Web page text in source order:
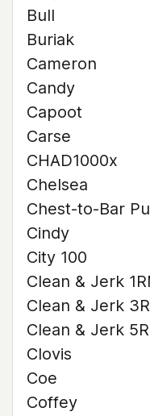
Bull
Buriak
Cameron
Candy
Capoot
Carse
CHAD1000x
Chelsea
Chest-to-Bar
Cindy
City 100
Clean & Jerk
Clean & Jerk
Clean & Jerk
Clovis
Coe
Coffey